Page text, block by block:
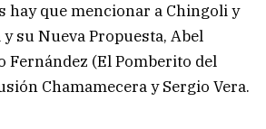
hay que mencionar a Chingoli y
su Nueva Propuesta, Abel
Fernández (El Pomberito del
Chamamecera y Sergio Vera.